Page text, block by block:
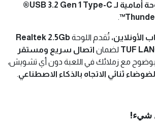
رأس لوحة أمامية لـ USB 3.2 Gen 1 Type-C®
.
الأونلاين، تُقدم اللوحةRealtek 2.5Gb
TUF لضمان اتصال سريع ومستقر
مع زملائك في اللعبة دون أي تشويش،
ثنائي الاتجاه بالذكاء الاصطناعي.
شيء!